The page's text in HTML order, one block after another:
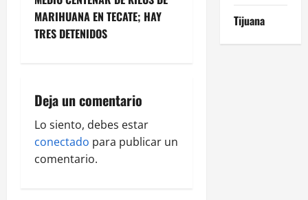
n
a
i
g
a
MARIHUANA EN TECATE; HAY
TRES DETENIDOS
Deja un comentario
Lo siento, debes estar
conectado para publicar un
comentario.
Tijuana